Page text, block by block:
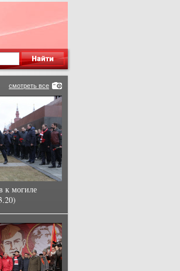
смотреть все
к могиле